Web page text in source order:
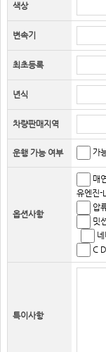
색상
변속기
최초등록
년식
차량판매지역
운행 가능 여부 가
옵션사항
매
유엔진-
압
밋
C
특이사항